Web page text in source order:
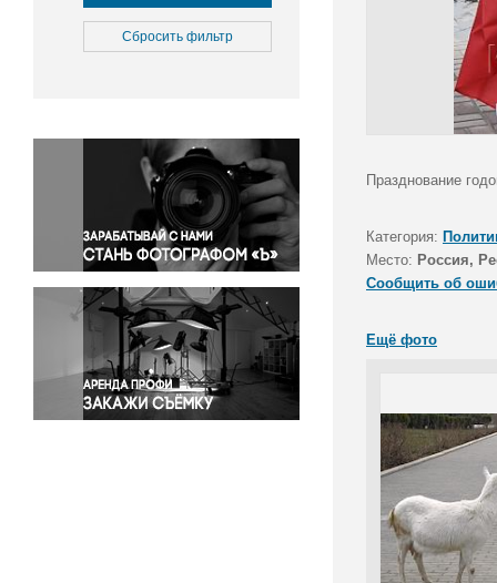
Культура
Медицина
Окружающая среда
Политика
Правосудие
Происшествия и конфликты
Религия
Светская жизнь
Спорт
Экология
Экономика и бизнес
Сбросить фильтр
Празднование
Категория:
Место: Россия,
Сообщить об
Ещё фото